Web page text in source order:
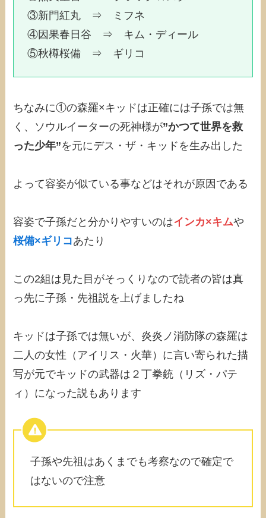
③新門紅丸 ⇒ ミフネ
④因果春日谷 ⇒ キム・ディール
⑤秋樽桜備 ⇒ ギリコ
ちなみに①の森羅×キッドは正確には子孫では無
く、ソウルイーターの死神様が”かつて世界を救
った少年”を元にデス・ザ・キッドを生み出した
よって容姿が似ている事などはそれが原因である
容姿で子孫だと分かりやすいのはインカ×キムや
桜備×ギリコあたり
この2組は見た目がそっくりなので読者の皆は真
っ先に子孫・先祖説を上げましたね
キッドは子孫では無いが、炎炎ノ消防隊の森羅は
二人の女性（アイリス・火華）に言い寄られた描
写が元でキッドの武器は２丁拳銃（リズ・パテ
ィ）になった説もあります
子孫や先祖はあくまでも考察なので確定で
はないので注意